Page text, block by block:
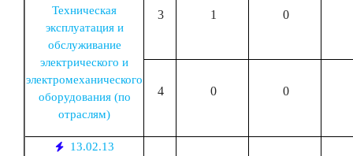
Техническая
эксплуатация и
обслуживание
электрического и
электромеханического
оборудования (по
отраслям)
3 1 0
4 0 0
13.02.13